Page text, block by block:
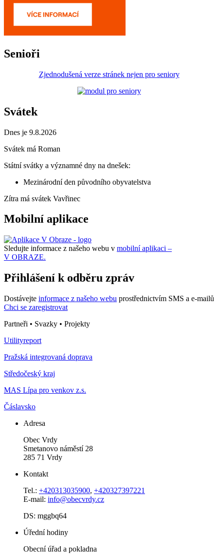
Senioři
Zjednodušená verze stránek nejen pro seniory
Svátek
Dnes je 9.8.2026
Svátek má Roman
Státní svátky a významné dny na dnešek:
Mezinárodní den původního obyvatelstva
Zítra má svátek Vavřinec
Mobilní aplikace
Sledujte informace z našeho webu v mobilní aplikaci –
V OBRAZE.
Přihlášení k odběru zpráv
Dostávejte informace z našeho webu prostřednictvím SMS a e-mailů
Chci se zaregistrovat
Partneři • Svazky • Projekty
Utilityreport
Pražská integrovaná doprava
Středočeský kraj
MAS Lípa pro venkov z.s.
Čáslavsko
Adresa
Obec Vrdy
Smetanovo náměstí 28
285 71 Vrdy
Kontakt
Tel.: +420313035900, +420327397221
E-mail: info@obecvrdy.cz
DS: mggbq64
Úřední hodiny
Obecní úřad a pokladna